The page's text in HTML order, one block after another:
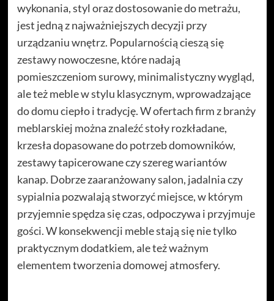
wykonania, styl oraz dostosowanie do metrażu,
jest jedną z najważniejszych decyzji przy
urządzaniu wnętrz. Popularnością cieszą się
zestawy nowoczesne, które nadają
pomieszczeniom surowy, minimalistyczny wygląd,
ale też meble w stylu klasycznym, wprowadzające
do domu ciepło i tradycję. W ofertach firm z branży
meblarskiej można znaleźć stoły rozkładane,
krzesła dopasowane do potrzeb domowników,
zestawy tapicerowane czy szereg wariantów
kanap. Dobrze zaaranżowany salon, jadalnia czy
sypialnia pozwalają stworzyć miejsce, w którym
przyjemnie spędza się czas, odpoczywa i przyjmuje
gości. W konsekwencji meble stają się nie tylko
praktycznym dodatkiem, ale też ważnym
elementem tworzenia domowej atmosfery.